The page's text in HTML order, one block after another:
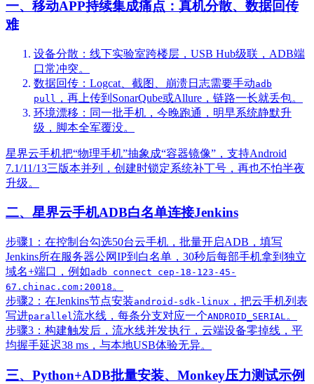
一、移动APP持续集成痛点：真机分散、数据回传
难
设备分散：线下实验室跨楼层，USB Hub级联，ADB端
口常冲突。
数据回传：Logcat、截图、崩溃日志需要手动adb
pull
，再上传到SonarQube或Allure，链路一长就丢包。
环境漂移：同一批手机，今晚跑通，明早系统静默升
级，脚本全军覆没。
星界云手机把“物理手机”抽象成“容器镜像”，支持Android
7.1/11/13三版本并列，创建时锁定系统补丁号，再也不怕半夜
升级。
二、星界云手机ADB白名单连接Jenkins
步骤1：在控制台勾选50台云手机，批量开启ADB，填写
Jenkins所在服务器公网IP到白名单，30秒后每部手机拿到独立
域名+端口，例如adb connect cep-18-123-45-
67.chinac.com:20018 。
步骤2：在Jenkins节点安装android-sdk-linux ，把云手机列表
写进parallel流水线，每条分支对应一个ANDROID_SERIAL。
步骤3：构建触发后，流水线并发执行，云端设备零掉线，平
均握手延迟38 ms，与本地USB体验无异。
三、Python+ADB批量安装、Monkey压力测试示例